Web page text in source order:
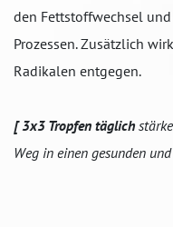
den Fettstoffwechsel
Prozessen. Zusätzlich
Radikalen entgegen.
[ 3x3 Tropfen täglich
Weg in einen gesunden